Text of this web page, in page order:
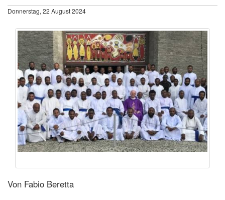
Donnerstag, 22 August 2024
Von Fabio Beretta